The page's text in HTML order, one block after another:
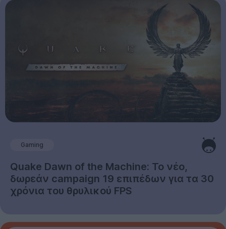
Gaming
Quake Dawn of the Machine: Το νέο,
δωρεάν campaign 19 επιπέδων για τα 30
χρόνια του θρυλικού FPS